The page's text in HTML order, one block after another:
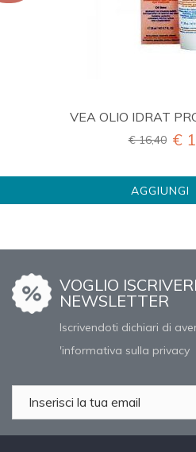
VEA OLIO IDRAT
€ 16,40 €
AGGIUNGI
VOGLIO
NEWSLETTER
Iscrivendoti dichiari di
'informativa sulla privacy